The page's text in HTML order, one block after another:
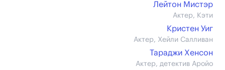
Лейтон Мистэр
Актер, Кэти
Кристен Уиг
Актер, Хейли Салливан
Тараджи Хенсон
Актер, детектив Аройо